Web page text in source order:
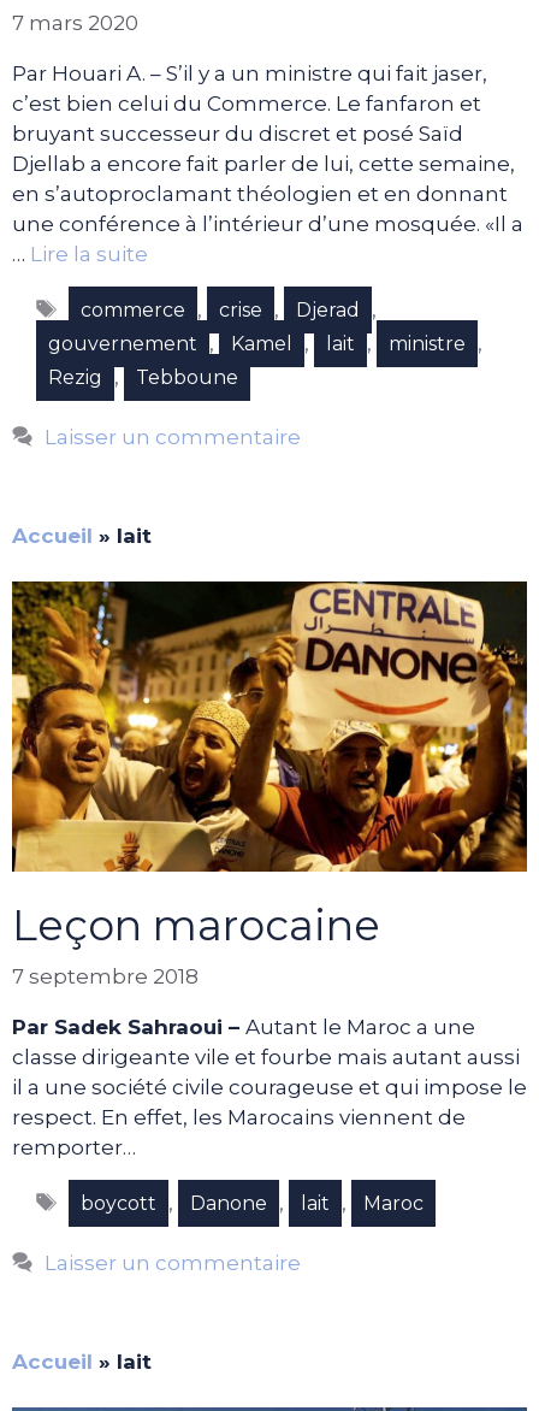
7 mars 2020
Par Houari A. – S’il y a un ministre qui fait jaser,
c’est bien celui du Commerce. Le fanfaron et
bruyant successeur du discret et posé Saïd
Djellab a encore fait parler de lui, cette semaine,
en s’autoproclamant théologien et en donnant
une conférence à l’intérieur d’une mosquée. «Il a
… Lire la suite
Étiquettes
commerce , crise , Djerad ,
gouvernement , Kamel , lait , ministre ,
Rezig , Tebboune
Laisser un commentaire
Accueil » lait
Leçon marocaine
7 septembre 2018
Par Sadek Sahraoui – Autant le Maroc a une
classe dirigeante vile et fourbe mais autant aussi
il a une société civile courageuse et qui impose le
respect. En effet, les Marocains viennent de
remporter…
Étiquettes
boycott , Danone , lait , Maroc
Laisser un commentaire
Accueil » lait